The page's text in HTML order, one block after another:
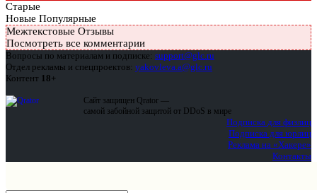
Старые
Новые Популярные
Межтекстовые Отзывы
Посмотреть все комментарии
Вопросы по материалам и подписке: support@glc.ru
Отдел рекламы и спецпроектов: yakovleva.a@glc.ru
Контент 18+
Сайт защищен Qrator —
самой забойной защитой от DDoS в мире
Подписка для физлиц
Подписка для юрлиц
Реклама на «Хакере»
Контакты